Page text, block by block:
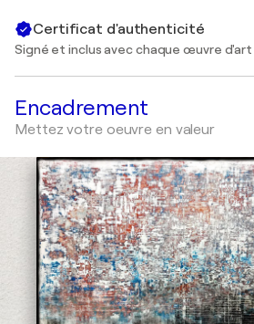
Certificat d'authenticité
Signé et inclus avec chaque œuvre d'art
Encadrement
Mettez votre oeuvre en valeur